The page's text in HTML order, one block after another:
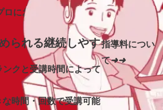
ロにお任せくださ
られる継続しやす
クと受講時間によって
時間・回数で受講可能
指導料につい
て➜➜